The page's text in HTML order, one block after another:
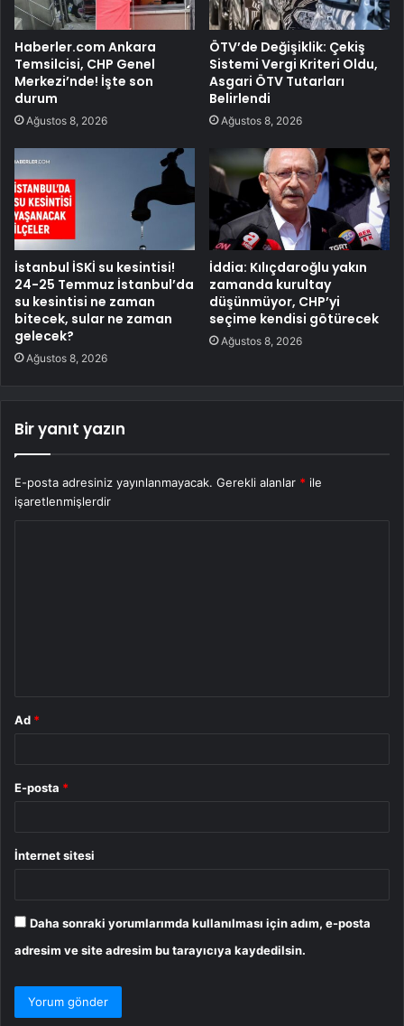
Haberler.com Ankara
Temsilcisi, CHP Genel
Merkezi’nde! İşte son
durum
Ağustos 8, 2026
ÖTV’de Değişiklik: Çekiş
Sistemi Vergi Kriteri Oldu,
Asgari ÖTV Tutarları
Belirlendi
Ağustos 8, 2026
İstanbul İSKİ su kesintisi!
24-25 Temmuz İstanbul’da
su kesintisi ne zaman
bitecek, sular ne zaman
gelecek?
Ağustos 8, 2026
İddia: Kılıçdaroğlu yakın
zamanda kurultay
düşünmüyor, CHP’yi
seçime kendisi götürecek
Ağustos 8, 2026
Bir yanıt yazın
E-posta adresiniz yayınlanmayacak. Gerekli alanlar * ile
işaretlenmişlerdir
Ad *
E-posta *
İnternet sitesi
Daha sonraki yorumlarımda kullanılması için adım, e-posta
adresim ve site adresim bu tarayıcıya kaydedilsin.